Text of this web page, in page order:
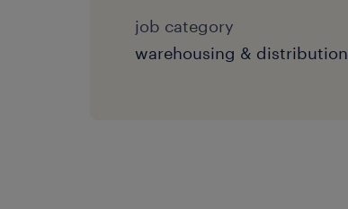
job category
warehousing & distribution